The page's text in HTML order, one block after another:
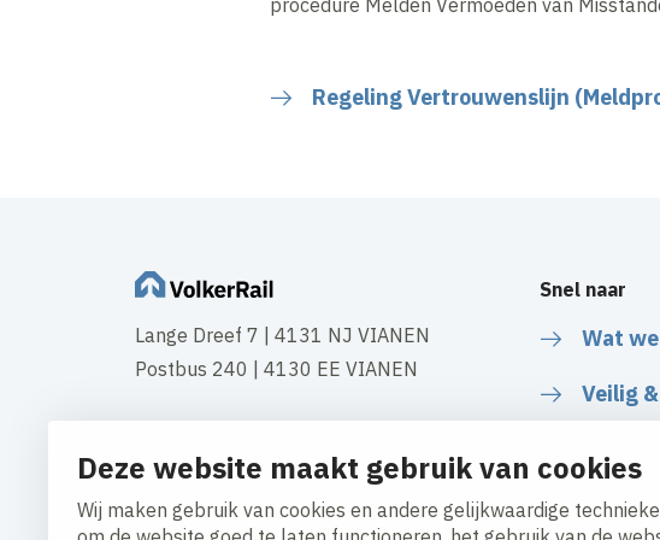
Deze website maakt gebruik van cookies
Wij maken gebruik van cookies en andere gelijkwaardige
procedure Melden Vermoeden van
Regeling Vertrouwenslijn
Lange Dreef 7 | 4131 NJ VIANEN
Postbus 240 | 4130 EE VIANEN
Fax: +31 347 35 45 59
Contact
Snel naar
Wat
Veilig